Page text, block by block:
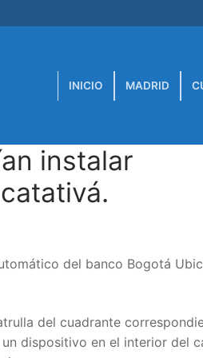
INICIO MADRID
instalar
del banco Bogotá
del cuadrante
dispositivo en el interior del